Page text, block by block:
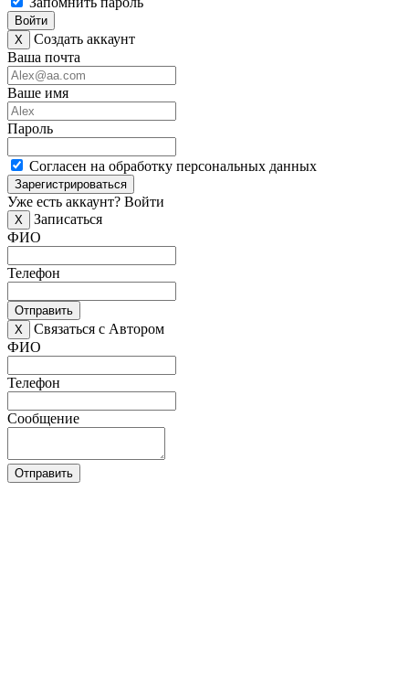
Войти
X
Создать аккаунт
Ваша почта
Ваше имя
Пароль
Согласен на обработку персональных данных
Зарегистрироваться
Уже есть аккаунт? Войти
X
Записаться
ФИО
Телефон
Отправить
X
Связаться с Автором
ФИО
Телефон
Сообщение
Отправить